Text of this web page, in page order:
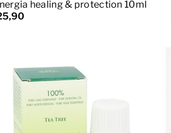
healing & protection 10ml